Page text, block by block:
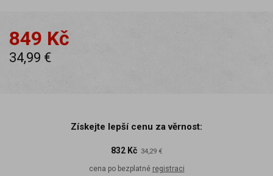
849 Kč
34,99 €
Získejte lepší cenu za věrnost:
832 Kč 34,29 €
cena po bezplatné registraci